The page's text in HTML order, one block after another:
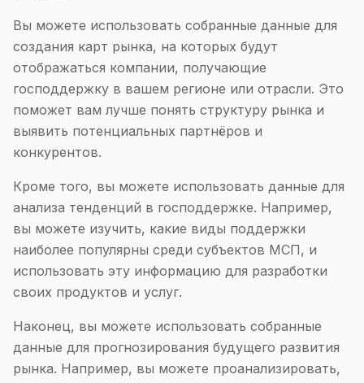
Вы можете использовать собранные данные для
создания карт рынка, на которых будут
отображаться компании, получающие
господдержку в вашем регионе или отрасли. Это
поможет вам лучше понять структуру рынка и
выявить потенциальных партнёров и
конкурентов.
Кроме того, вы можете использовать данные для
анализа тенденций в господдержке. Например,
вы можете изучить, какие виды поддержки
наиболее популярны среди субъектов МСП, и
использовать эту информацию для разработки
своих продуктов и услуг.
Наконец, вы можете использовать собранные
данные для прогнозирования будущего развития
рынка. Например, вы можете проанализировать,